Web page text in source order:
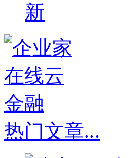
新
热门文章...